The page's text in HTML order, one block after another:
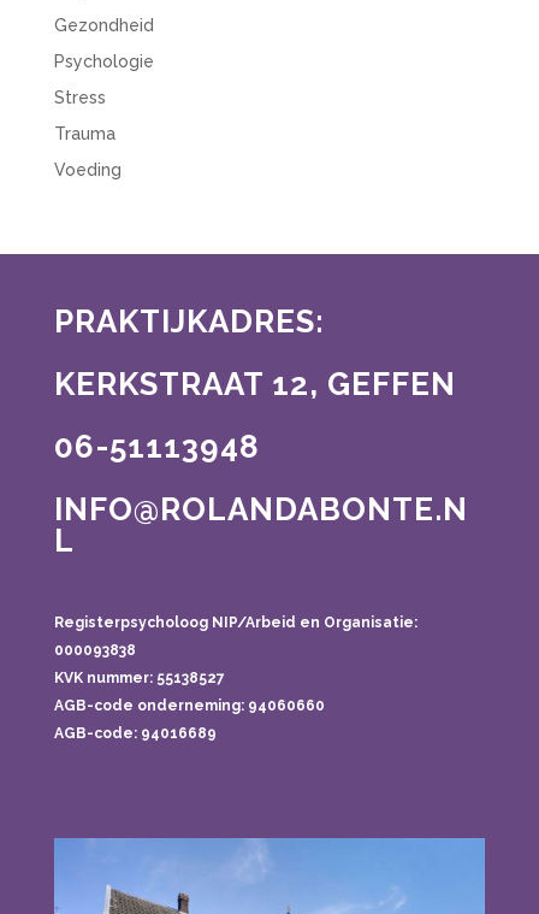
Gezondheid
Psychologie
Stress
Trauma
Voeding
PRAKTIJKADRES:
KERKSTRAAT 12, GEFFEN
06-51113948
INFO@ROLANDABONTE.N
L
Registerpsycholoog NIP/Arbeid en Organisatie:
000093838
KVK nummer: 55138527
AGB-code onderneming: 94060660
AGB-code: 94016689